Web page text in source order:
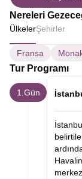
Nereleri
ÜlkelerŞehirler
Fransa
Tur Programı
1.Gün